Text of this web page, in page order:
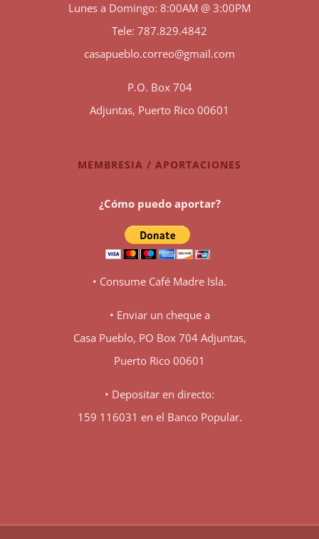
Lunes a Domingo: 8:00AM @ 3:00PM
Tele: 787.829.4842
casapueblo.correo@gmail.com
P.O. Box 704
Adjuntas, Puerto Rico 00601
MEMBRESIA / APORTACIONES
¿Cómo puedo aportar?
• Consume Café Madre Isla.
• Enviar un cheque a
Casa Pueblo, PO Box 704 Adjuntas,
Puerto Rico 00601
• Depositar en directo:
159 116031 en el Banco Popular.